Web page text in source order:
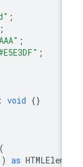
"#E5E3DF"
): void
Map
) as